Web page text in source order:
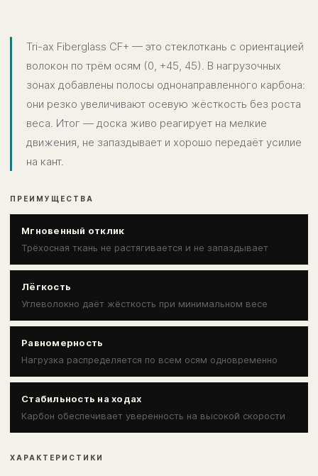
Tri-ax Fiberglass CF+ — это стеклоткань с ориентацией
волокон по трём осям (0, +45, 45). В нагрузочных
зонах добавлены полосы однонаправленного карбона:
они резко увеличивают осевую жёсткость без роста
веса. Итог — доска живо реагирует на мелкие
движения, не запаздывает и хорошо передаёт усилие
на кант.
ПРЕИМУЩЕСТВА
Мгновенный отклик
Трёхосная ткань не растягивается и не запаздывает
Лёгкость
Углеволокно даёт жёсткость при минимальном весе
Равномерность
Нагрузка распределяется по всем осям одновременно
Стабильность на ходах
Карбон обеспечивает уверенность на высокой скорости
ХАРАКТЕРИСТИКИ